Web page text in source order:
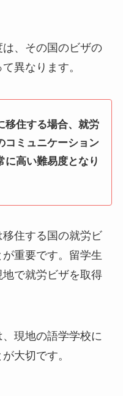
、その国のビザの
異なります。
移住する場合、就労
コミュニケーション
に高い難易度となり
住する国の就労ビ
重要です。留学生
で就労ビザを取得
現地の語学学校に
大切です。